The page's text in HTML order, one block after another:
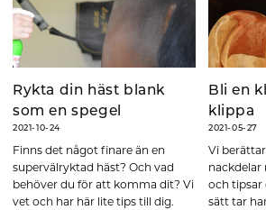
Rykta din häst blank
som en spegel
2021-10-24
Finns det något finare än en
supervälryktad häst? Och vad
behöver du för att komma dit? Vi
vet och har här lite tips till dig.
Bli en
klippa
2021-05-27
Vi
nackdelar
och tipsar
sätt tar